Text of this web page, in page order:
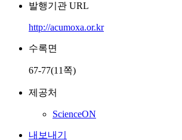
발행기관 URL
http://acumoxa.or.kr
수록면
67-77(11쪽)
제공처
ScienceON
내보내기